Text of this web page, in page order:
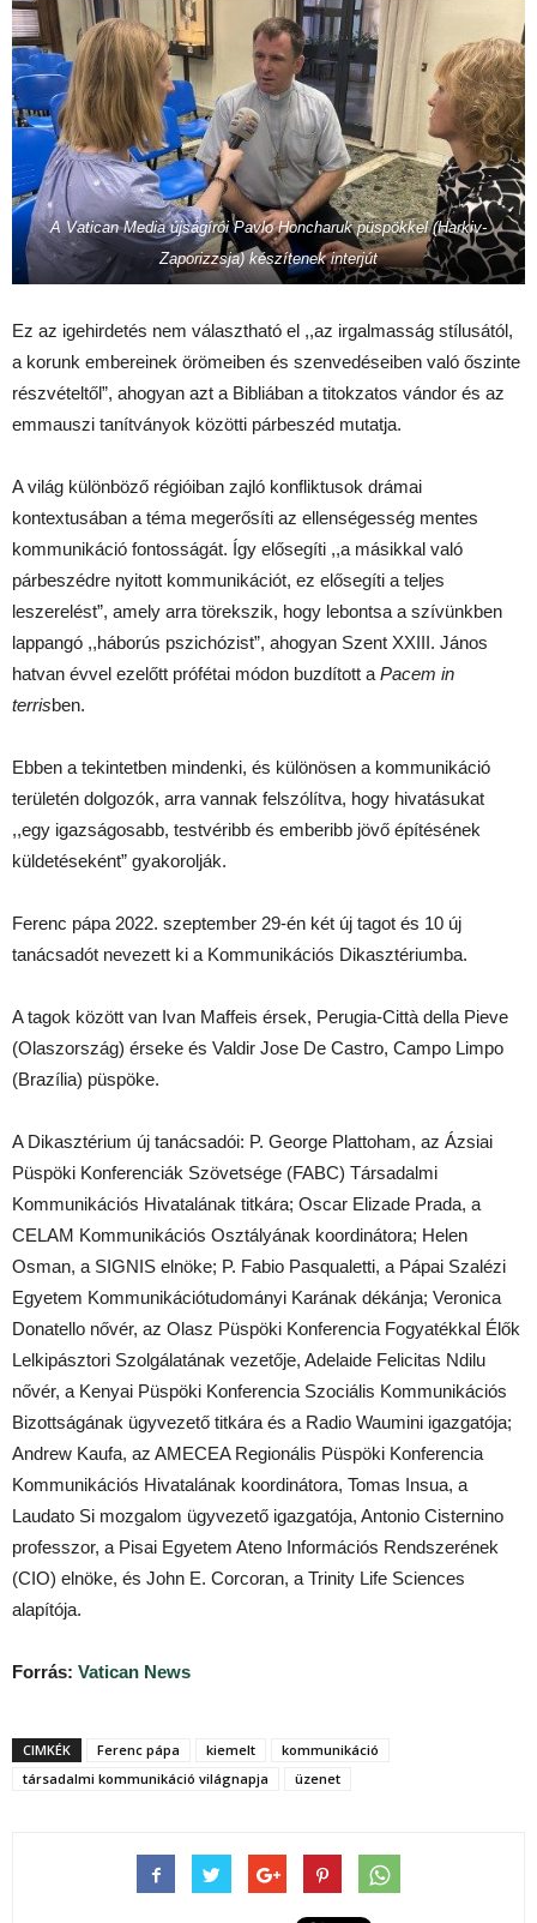
A Vatican Media újságírói Pavlo Honcharuk püspökkel (Harkiv-
Zaporizzsja) készítenek interjút
Ez az igehirdetés nem választható el ,,az irgalmasság stílusától,
a korunk embereinek örömeiben és szenvedéseiben való őszinte
részvételtől”, ahogyan azt a Bibliában a titokzatos vándor és az
emmauszi tanítványok közötti párbeszéd mutatja.
A világ különböző régióiban zajló konfliktusok drámai
kontextusában a téma megerősíti az ellenségesség mentes
kommunikáció fontosságát. Így elősegíti ,,a másikkal való
párbeszédre nyitott kommunikációt, ez elősegíti a teljes
leszerelést”, amely arra törekszik, hogy lebontsa a szívünkben
lappangó ,,háborús pszichózist”, ahogyan Szent XXIII. János
hatvan évvel ezelőtt prófétai módon buzdított a Pacem in
terrisben.
Ebben a tekintetben mindenki, és különösen a kommunikáció
területén dolgozók, arra vannak felszólítva, hogy hivatásukat
,,egy igazságosabb, testvéribb és emberibb jövő építésének
küldetéseként” gyakorolják.
Ferenc pápa 2022. szeptember 29-én két új tagot és 10 új
tanácsadót nevezett ki a Kommunikációs Dikasztériumba.
A tagok között van Ivan Maffeis érsek, Perugia-Città della Pieve
(Olaszország) érseke és Valdir Jose De Castro, Campo Limpo
(Brazília) püspöke.
A Dikasztérium új tanácsadói: P. George Plattoham, az Ázsiai
Püspöki Konferenciák Szövetsége (FABC) Társadalmi
Kommunikációs Hivatalának titkára; Oscar Elizade Prada, a
CELAM Kommunikációs Osztályának koordinátora; Helen
Osman, a SIGNIS elnöke; P. Fabio Pasqualetti, a Pápai Szalézi
Egyetem Kommunikációtudományi Karának dékánja; Veronica
Donatello nővér, az Olasz Püspöki Konferencia Fogyatékkal Élők
Lelkipásztori Szolgálatának vezetője, Adelaide Felicitas Ndilu
nővér, a Kenyai Püspöki Konferencia Szociális Kommunikációs
Bizottságának ügyvezető titkára és a Radio Waumini igazgatója;
Andrew Kaufa, az AMECEA Regionális Püspöki Konferencia
Kommunikációs Hivatalának koordinátora, Tomas Insua, a
Laudato Si mozgalom ügyvezető igazgatója, Antonio Cisternino
professzor, a Pisai Egyetem Ateno Információs Rendszerének
(CIO) elnöke, és John E. Corcoran, a Trinity Life Sciences
alapítója.
Forrás: Vatican News
CIMKÉK Ferenc pápa kiemelt
kommunikáció
társadalmi kommunikáció világnapja
üzenet